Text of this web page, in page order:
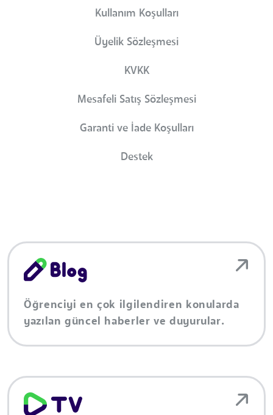
Kullanım Koşulları
Üyelik Sözleşmesi
KVKK
Mesafeli Satış Sözleşmesi
Garanti ve İade Koşulları
Destek
Öğrenciyi en çok ilgilendiren konularda
yazılan güncel haberler ve duyurular.